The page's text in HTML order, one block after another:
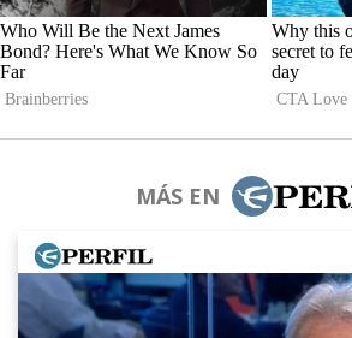
MÁS EN